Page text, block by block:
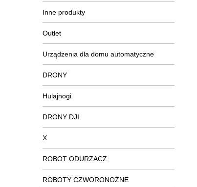
Inne produkty
Outlet
Urządzenia dla domu automatyczne
DRONY
Hulajnogi
DRONY DJI
X
ROBOT ODURZACZ
ROBOTY CZWORONOŻNE